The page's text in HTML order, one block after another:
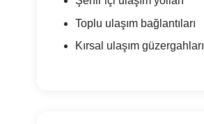
Toplu ulaşım bağlantıları
Kırsal ulaşım güzergahları